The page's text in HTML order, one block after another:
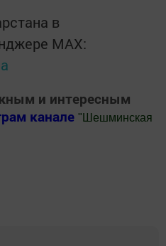
в
MАХ:
и интересным
канале " Шешминская